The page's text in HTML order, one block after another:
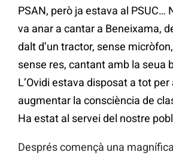
PSAN, però ja estava al PSUC…
va anar a cantar a Beneixama,
dalt d’un tractor, sense
sense res, cantant amb la seua
L’Ovidi estava disposat a tot per
augmentar la consciència de
Ha estat al servei del nostre
Després començà una